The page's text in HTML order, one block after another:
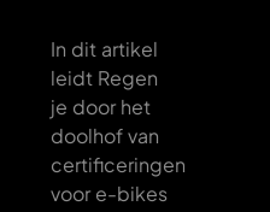
In dit artikel
leidt Regen
je door het
doolhof van
certificeringen
voor e-bikes